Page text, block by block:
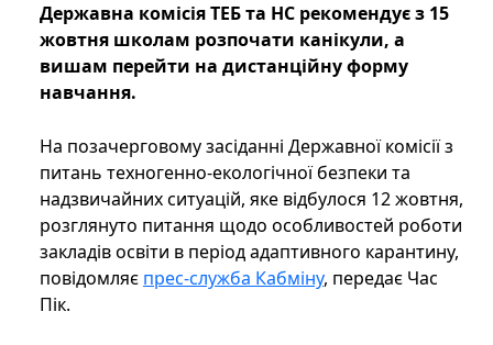
Державна комісія ТЕБ та НС рекомендує з 15
жовтня школам розпочати канікули, а
вишам перейти на дистанційну форму
навчання.
На позачерговому засіданні Державної комісії з
питань техногенно-екологічної безпеки та
надзвичайних ситуацій, яке відбулося 12 жовтня,
розглянуто питання щодо особливостей роботи
закладів освіти в період адаптивного карантину,
повідомляє прес-служба Кабміну, передає Час
Пік.